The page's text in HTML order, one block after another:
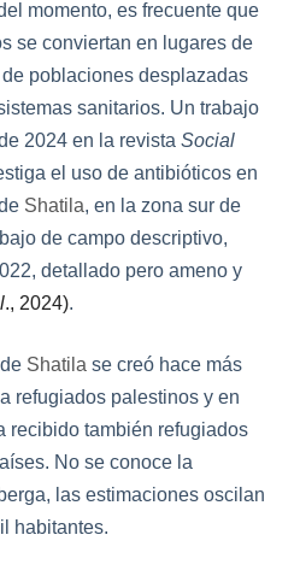
momento, es frecuente que
se conviertan en lugares de
poblaciones desplazadas
sanitarios. Un trabajo
2024 en la revista Social
el uso de antibióticos en
Shatila, en la zona sur de
de campo descriptivo,
detallado pero ameno y
., 2024).
Shatila se creó hace más
refugiados palestinos y en
recibido también refugiados
No se conoce la
las estimaciones oscilan
habitantes.